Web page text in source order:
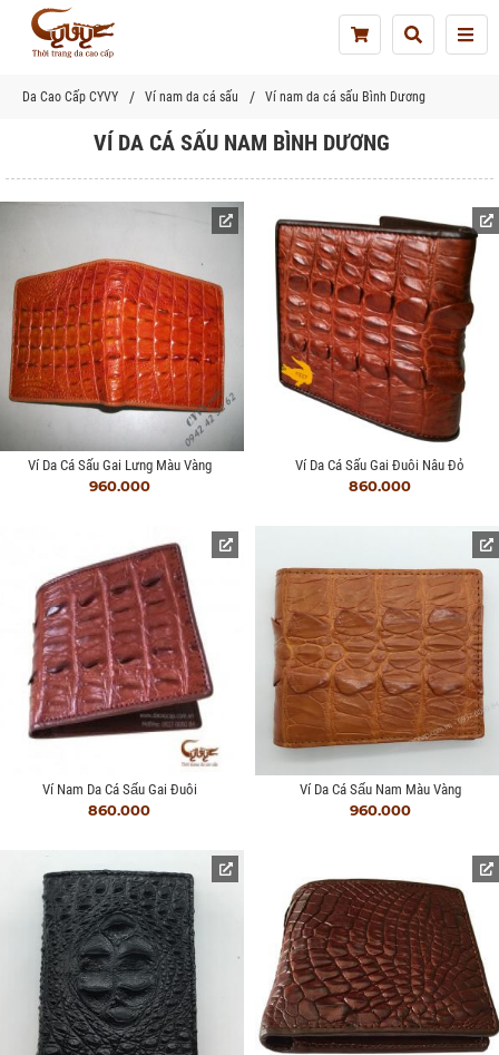
Da Cao Cấp CYVY Ví nam da cá sấu Ví nam da cá sấu Bình Dương
VÍ DA CÁ SẤU NAM BÌNH DƯƠNG
Ví Da Cá Sấu Gai Lưng Màu Vàng
960.000
Ví Da Cá Sấu Gai Đuôi Nâu Đỏ
860.000
Ví Nam Da Cá Sấu Gai Đuôi
860.000
Ví Da Cá Sấu Nam Màu Vàng
960.000